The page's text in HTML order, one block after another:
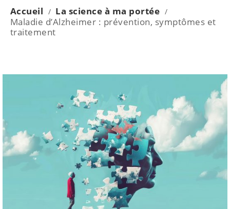
Accueil / La science à ma portée /
Maladie d’Alzheimer : prévention, symptômes et
traitement